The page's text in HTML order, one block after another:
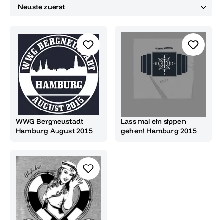
WWG Bergneustadt
Hamburg August 2015
Lass mal ein sippen
gehen! Hamburg 2015